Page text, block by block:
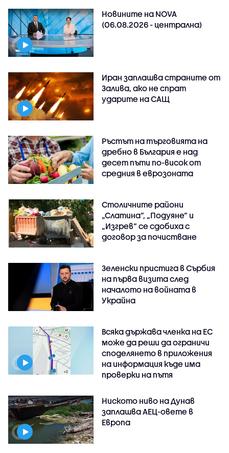
Новините на NOVA
(06.08.2026 - централна)
Иран заплашва страните от
Залива, ако не спрат
ударите на САЩ
Ръстът на търговията на
дребно в България е над
десет пъти по-висок от
средния в еврозоната
Столичните райони
„Слатина“, „Подуяне“ и
„Изгрев“ се сдобиха с
договор за почистване
Зеленски пристига в Сърбия
на първа визита след
началото на войната в
Украйна
Всяка държава членка на ЕС
може да реши да ограничи
споделянето в приложения
на информация къде има
проверки на пътя
Ниското ниво на Дунав
заплашва АЕЦ-овете в
Европа